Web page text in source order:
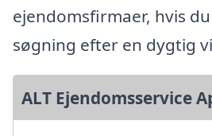
ejendomsfirmaer, hvis
søgning efter en dygtig
ALT Ejendomsservice